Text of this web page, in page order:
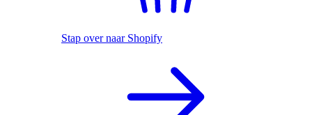
Stap over naar Shopify